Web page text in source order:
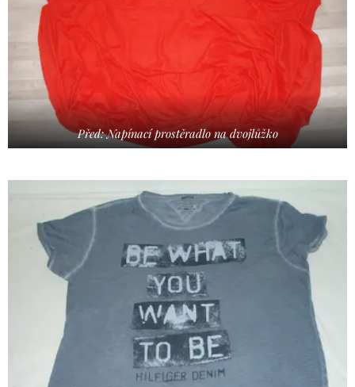
Před: Napínací prostěradlo na dvojlůžko